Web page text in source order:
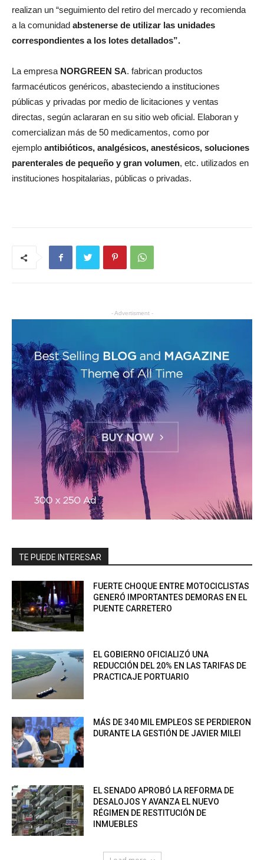
realizan un “seguimiento del retiro del mercado y recomienda
a la comunidad abstenerse de utilizar las unidades
correspondientes a los lotes detallados”.
La empresa NORGREEN SA. fabrican productos
farmacéuticos genéricos, abasteciendo a instituciones
públicas y privadas por medio de licitaciones y ventas
directas, según aclararan en su sitio web oficial. Elaboran y
comercializan más de 50 medicamentos, como por
ejemplo antibióticos, analgésicos, anestésicos, soluciones
parenterales de pequeño y gran volumen, etc. utilizados en
instituciones hospitalarias, públicas o privadas.
- Advertisment -
TE PUEDE INTERESAR
FUERTE CHOQUE ENTRE MOTOCICLISTAS
GENERÓ IMPORTANTES DEMORAS EN EL
PUENTE CARRETERO
EL GOBIERNO OFICIALIZÓ UNA
REDUCCIÓN DEL 20% EN LAS TARIFAS DE
PRACTICAJE PORTUARIO
MÁS DE 340 MIL EMPLEOS SE PERDIERON
DURANTE LA GESTIÓN DE JAVIER MILEI
EL SENADO APROBÓ LA REFORMA DE
DESALOJOS Y AVANZA EL NUEVO
RÉGIMEN DE RESTITUCIÓN DE
INMUEBLES